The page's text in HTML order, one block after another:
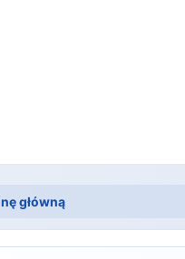
główną